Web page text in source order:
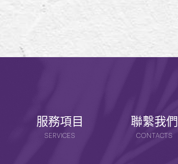
服務項目
SERVICES
聯繫我們
CONTACTS